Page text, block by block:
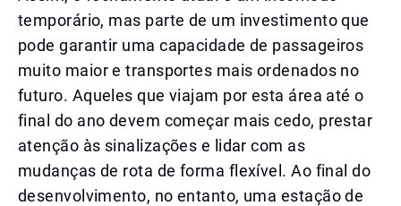
temporário, mas parte de um investimento que
pode garantir uma capacidade de passageiros
muito maior e transportes mais ordenados no
futuro. Aqueles que viajam por esta área até o
final do ano devem começar mais cedo, prestar
atenção às sinalizações e lidar com as
mudanças de rota de forma flexível. Ao final do
desenvolvimento, no entanto, uma estação de